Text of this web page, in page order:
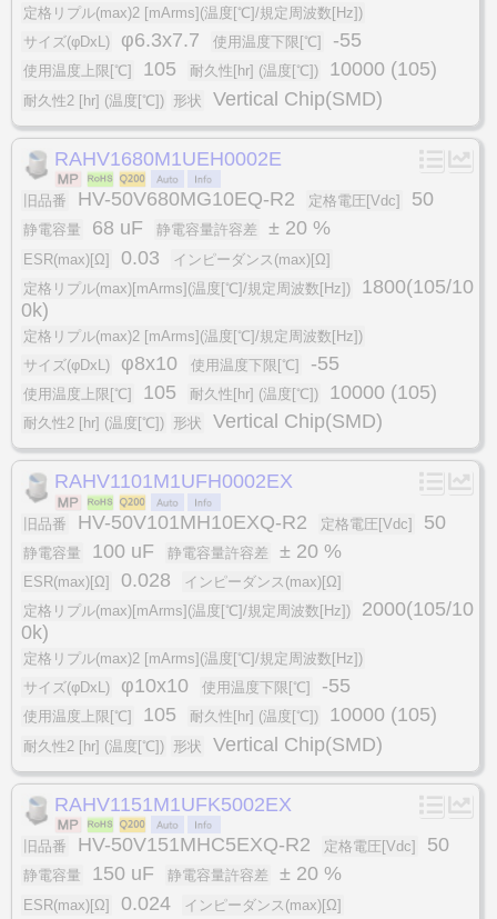
定格リプル(max)2 [mArms](温度[℃]/規定周波数[Hz])
サイズ(φDxL)
φ6.3x7.7 使用温度下限[℃] -55
使用温度上限[℃] 105 耐久性[hr] (温度[℃]) 10000 (105)
耐久性2 [hr] (温度[℃]) 形状 Vertical Chip(SMD)
RAHV1680M1UEH0002E
旧品番 HV-50V680MG10EQ-R2 定格電圧[Vdc] 50
静電容量 68 uF 静電容量許容差 ± 20 %
ESR(max)[Ω] 0.03
インピーダンス(max)[Ω]
定格リプル(max)[mArms](温度[℃]/規定周波数[Hz])
1800(105/10
0k)
定格リプル(max)2 [mArms](温度[℃]/規定周波数[Hz])
サイズ(φDxL)
φ8x10 使用温度下限[℃] -55
使用温度上限[℃] 105 耐久性[hr] (温度[℃]) 10000 (105)
耐久性2 [hr] (温度[℃]) 形状 Vertical Chip(SMD)
RAHV1101M1UFH0002EX
旧品番 HV-50V101MH10EXQ-R2 定格電圧[Vdc] 50
静電容量 100 uF 静電容量許容差 ± 20 %
ESR(max)[Ω] 0.028
インピーダンス(max)[Ω]
定格リプル(max)[mArms](温度[℃]/規定周波数[Hz])
2000(105/10
0k)
定格リプル(max)2 [mArms](温度[℃]/規定周波数[Hz])
サイズ(φDxL)
φ10x10 使用温度下限[℃] -55
使用温度上限[℃] 105 耐久性[hr] (温度[℃]) 10000 (105)
耐久性2 [hr] (温度[℃]) 形状 Vertical Chip(SMD)
RAHV1151M1UFK5002EX
旧品番 HV-50V151MHC5EXQ-R2 定格電圧[Vdc] 50
静電容量 150 uF 静電容量許容差 ± 20 %
ESR(max)[Ω] 0.024
インピーダンス(max)[Ω]